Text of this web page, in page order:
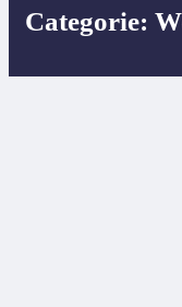
Categorie: